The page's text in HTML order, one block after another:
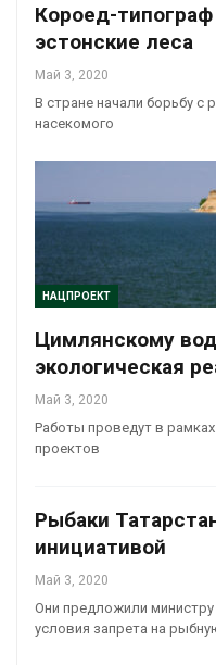
Короед-
эстонские леса
Май 3, 2020
В стране начали борьбу с
насекомого
НАЦПРОЕКТ
Цимлянскому
экологическая
Май 3, 2020
Работы проведут в
проектов
Рыбаки
инициативой
Май 3, 2020
Они предложили министру
условия запрета на